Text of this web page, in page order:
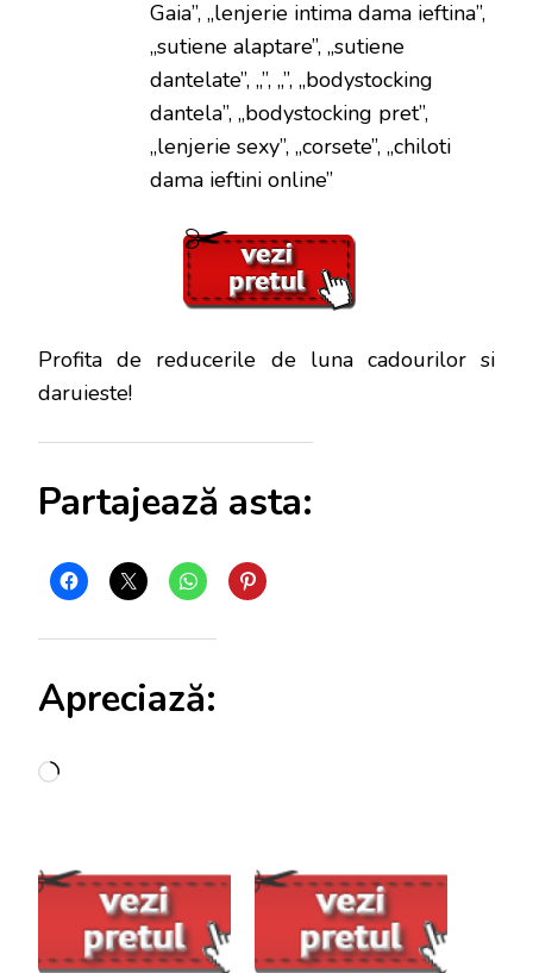
Gaia”, „lenjerie intima dama ieftina”,
„sutiene alaptare”, „sutiene
dantelate”, „”, „”, „bodystocking
dantela”, „bodystocking pret”,
„lenjerie sexy”, „corsete”, „chiloti
dama ieftini online”
Profita de reducerile de luna cadourilor si
daruieste!
Partajează asta:
Apreciază:
Încarc...